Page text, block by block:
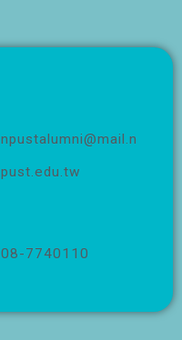
npustalumni@mail.n
pust.edu.tw
08-7740110